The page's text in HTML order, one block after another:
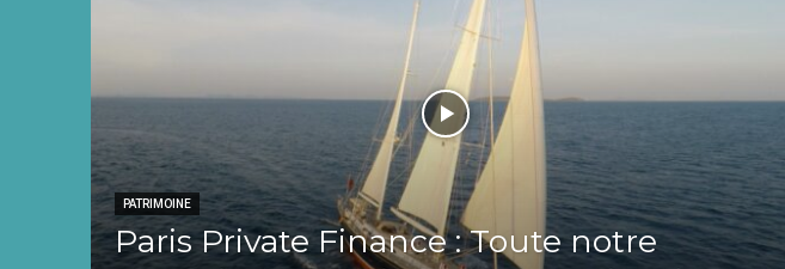
PATRIMOINE
Paris Private Finance : Toute notre